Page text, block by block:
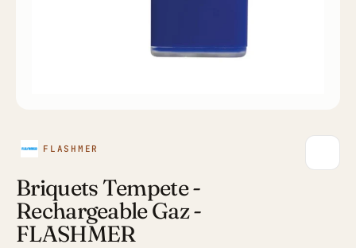
FLASHMER
Briquets Tempete -
Rechargeable Gaz -
FLASHMER